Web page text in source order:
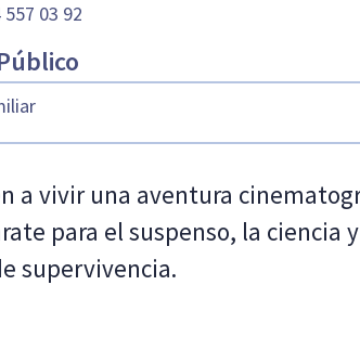
557 03 92
a vivir una aventura
para el suspenso, la ciencia
supervivencia.